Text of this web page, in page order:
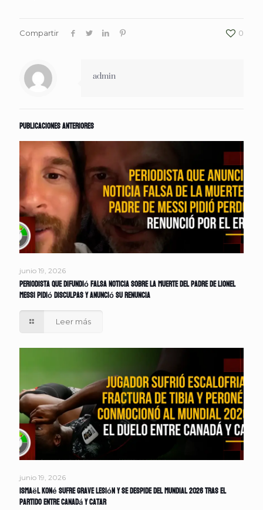
Compartir 0
admin
Publicaciones anteriores
junio 19, 2026
Periodista que difundió falsa noticia sobre la muerte del padre de Lionel
Messi pidió disculpas y anunció su renuncia
Leer más
junio 19, 2026
Ismaël Koné sufre grave lesión y se despide del Mundial 2026 tras el
partido entre Canadá y Catar